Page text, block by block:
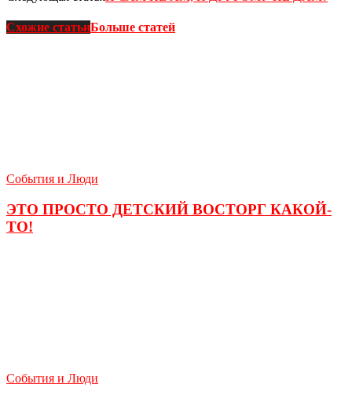
Схожие статьиБольше статей
События и Люди
ЭТО ПРОСТО ДЕТСКИЙ ВОСТОРГ КАКОЙ-
ТО!
События и Люди